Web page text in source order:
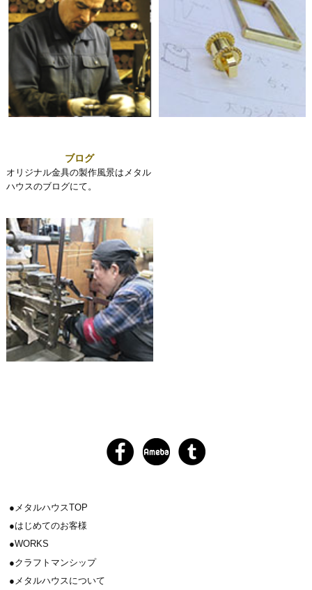
ブログ
オリジナル金具の製作風景はメタル
ハウスのブログにて。
メタルハウスTOP
はじめてのお客様
WORKS
クラフトマンシップ
メタルハウスについて